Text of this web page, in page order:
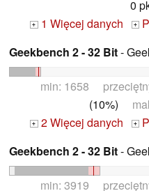
0
+ 1 Więcej danych +
Geekbench 2 - 32 Bit-
min: 1658
(10%)
+ 2 Więcej danych +
Geekbench 2 - 32 Bit-
min: 3919